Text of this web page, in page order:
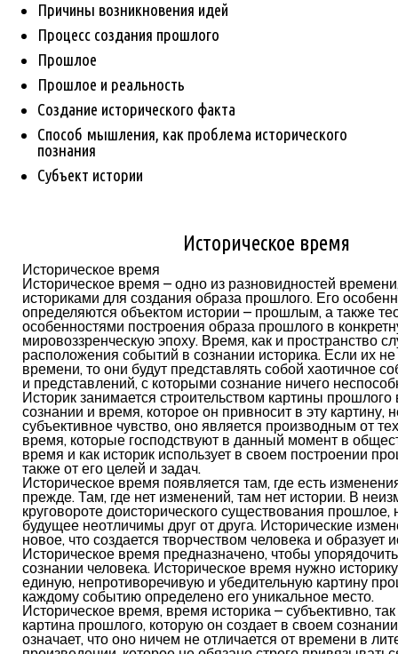
Причины возникновения идей
Процесс создания прошлого
Прошлое
Прошлое и реальность
Создание исторического факта
Способ мышления, как проблема исторического
познания
Субъект истории
Историческое время
Историческое время
Историческое время – одно из разновидностей
историками для создания образа прошлого. Его
определяются объектом истории – прошлым, а также
особенностями построения образа прошлого в
мировоззренческую эпоху. Время, как и пространство
расположения событий в сознании историка. Если их
времени, то они будут представлять собой хаотичное
и представлений, с которыми сознание ничего
Историк занимается строительством картины прошлого
сознании и время, которое он привносит в эту картину,
субъективное чувство, оно является производным от
время, которые господствуют в данный момент в
время и как историк использует в своем построении
также от его целей и задач.
Историческое время появляется там, где есть
прежде. Там, где нет изменений, там нет истории. В
круговороте доисторического существования прошлое,
будущее неотличимы друг от друга. Исторические
новое, что создается творчеством человека и образует
Историческое время предназначено, чтобы
сознании человека. Историческое время нужно
единую, непротиворечивую и убедительную картину
каждому событию определено его уникальное место.
Историческое время, время историка – субъективно, так
картина прошлого, которую он создает в своем
означает, что оно ничем не отличается от времени в